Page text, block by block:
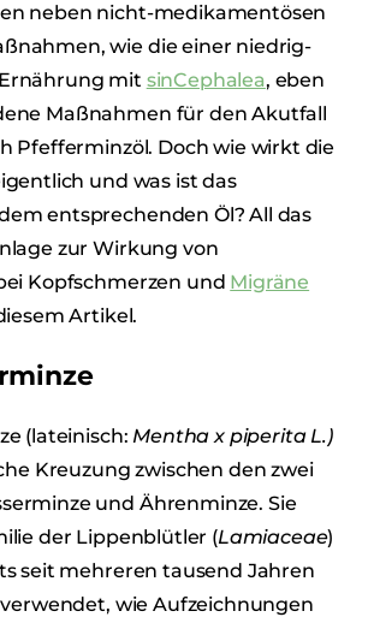
neben nicht-medikamentösen
wie die einer niedrig-
mit sinCephalea, eben
Maßnahmen für den Akutfall
Pfefferminzöl. Doch wie wirkt die
und was ist das
entsprechenden Öl? All das
zur Wirkung von
Kopfschmerzen und Migräne
Artikel.
(lateinisch: Mentha x piperita L.)
Kreuzung zwischen den zwei
und Ährenminze. Sie
der Lippenblütler (Lamiaceae)
seit mehreren tausend Jahren
wie Aufzeichnungen